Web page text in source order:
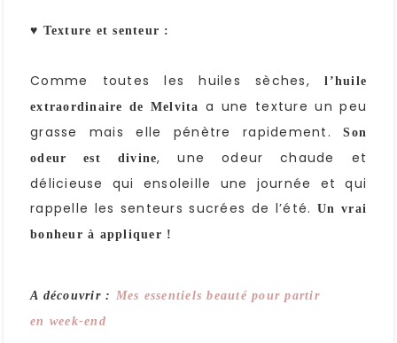
♥ Texture et senteur :
Comme toutes les huiles sèches, l’huile
extraordinaire de Melvita a une texture un peu
grasse mais elle pénètre rapidement.Son
odeur est divine, une odeur chaude et
délicieuse qui ensoleille une journée et qui
rappelle les senteurs sucrées de l’été. Un vrai
bonheur à appliquer !
A découvrir : Mes essentiels beauté pour partir
en week-end